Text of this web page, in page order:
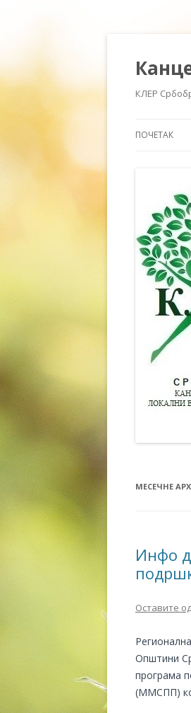
КЛЕР
ПОЧЕТАК
МЕСЕЧНЕ
Инфо
Оставите
Општини
програма
(ММСПП)